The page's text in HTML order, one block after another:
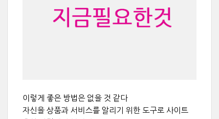
이렇게 좋은 방법은 없을 것 같다
자신을 상품과 서비스를 알리기 위한 도구로 사이트